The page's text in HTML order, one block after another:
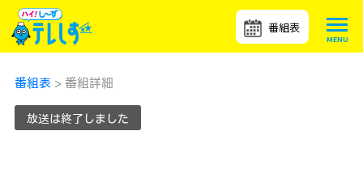
番組表
番組表 > 番組詳細
放送は終了しました